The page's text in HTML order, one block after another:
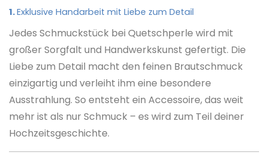
1.Exklusive Handarbeit mit Liebe zum Detail
Jedes Schmuckstück bei Quetschperle wird mit
großer Sorgfalt und Handwerkskunst gefertigt. Die
Liebe zum Detail macht den feinen Brautschmuck
einzigartig und verleiht ihm eine besondere
Ausstrahlung. So entsteht ein Accessoire, das weit
mehr ist als nur Schmuck – es wird zum Teil deiner
Hochzeitsgeschichte.